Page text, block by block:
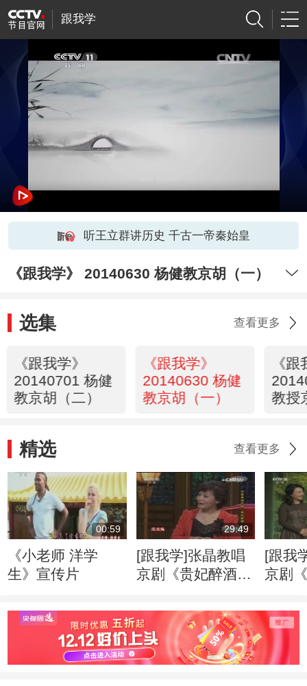
跟我学
听王立群讲历史 千古一帝秦始皇
《跟我学》 20140630 杨健教京胡（一）
选集 查看更多
《跟我学》
20140701 杨健
教京胡（二）
《跟我学》
20140630 杨健
教京胡（一）
《
教授
精选 查看更多
00:59
《小老师 洋学
生》宣传片
29:49
[跟我学]张晶教唱
京剧《贵妃醉酒》
[跟我
京剧